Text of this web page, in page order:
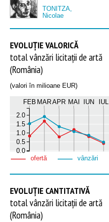
TONITZA,
Nicolae
EVOLUȚIE VALORICĂ
total vânzări licitații de artă
(România)
(valori în milioane EUR)
FEB MARAPR MAI IUN IUL
0.0
0.5
1.0
1.5
2.0
ofertă vânzări
EVOLUȚIE CANTITATIVĂ
total vânzări licitații de artă
(România)